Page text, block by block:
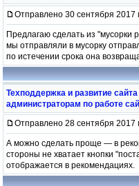
Отправлено 30 сентября 2017
Предлагаю сделать из "мусорки
мы отправляли в мусорку
по истечении срока она
Техподдержка и развитие сайта
администраторам по работе
Отправлено 28 сентября 2017
А можно сделать проще — в
стороны не хватает кнопки
отображается в рекомендациях.